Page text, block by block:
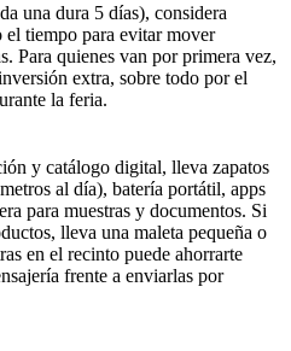
una dura 5 días), considera
el tiempo para evitar mover
Para quienes van por primera vez,
extra, sobre todo por el
la feria.
y catálogo digital, lleva zapatos
al día), batería portátil, apps
para muestras y documentos. Si
lleva una maleta pequeña o
en el recinto puede ahorrarte
frente a enviarlas por